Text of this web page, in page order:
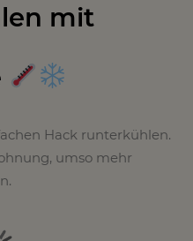
mit
Hack runterkühlen.
umso mehr